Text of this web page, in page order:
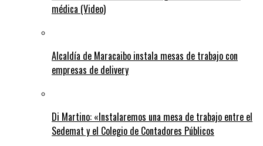
médica (Video)
Alcaldía de Maracaibo instala mesas de trabajo con
empresas de delivery
Di Martino: «Instalaremos una mesa de trabajo entre el
Sedemat y el Colegio de Contadores Públicos